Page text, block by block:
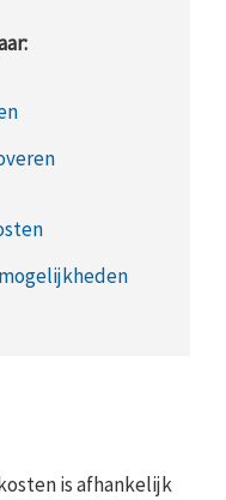
is afhankelijk